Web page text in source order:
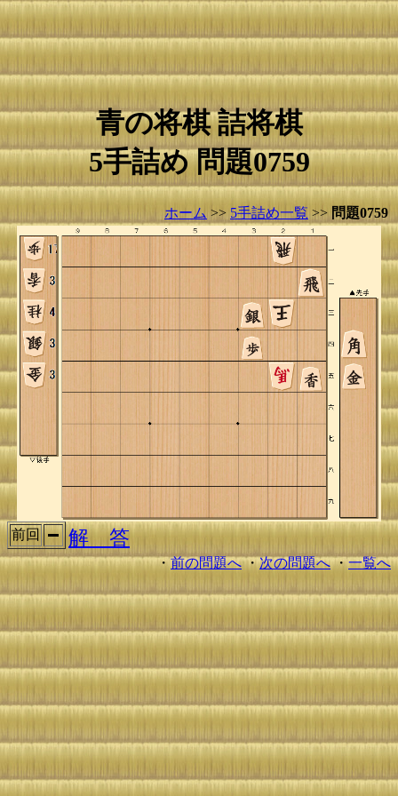
青の将棋 詰将棋
5手詰め 問題0759
ホーム >> 5手詰め一覧 >> 問題0759
前回 解 答
・前の問題へ・次の問題へ・一覧へ